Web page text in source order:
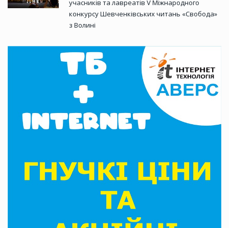
учасників та лавреатів V Міжнародного
конкурсу Шевченківських читань «Свобода»
з Волині